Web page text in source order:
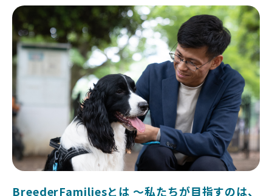
BreederFamiliesとは 〜私たちが目指すのは、